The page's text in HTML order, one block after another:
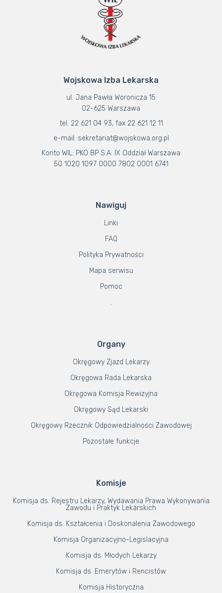
Wojskowa Izba Lekarska
ul. Jana Pawła Woronicza 15
02-625 Warszawa
tel. 22 621 04 93, fax 22 621 12 11
e-mail: sekretariat@wojskowa.org.pl
Konto WIL: PKO BP S.A. IX Oddział Warszawa
50 1020 1097 0000 7802 0001 6741
Nawiguj
Linki
FAQ
Polityka Prywatności
Mapa serwisu
Pomoc
.
Organy
Okręgowy Zjazd Lekarzy
Okręgowa Rada Lekarska
Okręgowa Komisja Rewizyjna
Okręgowy Sąd Lekarski
Okręgowy Rzecznik Odpowiedzialności Zawodowej
Pozostałe funkcje
Komisje
Komisja ds. Rejestru Lekarzy, Wydawania Prawa Wykonywania
Zawodu i Praktyk Lekarskich
Komisja ds. Kształcenia i Doskonalenia Zawodowego
Komisja Organizacyjno-Legislacyjna
Komisja ds. Młodych Lekarzy
Komisja ds. Emerytów i Rencistów
Komisja Historyczna